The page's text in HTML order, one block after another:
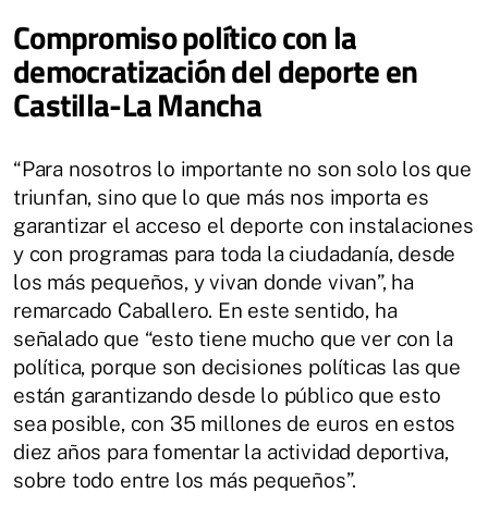
Compromiso político con la
democratización del deporte en
Castilla-La Mancha
“Para nosotros lo importante no son solo los que
triunfan, sino que lo que más nos importa es
garantizar el acceso el deporte con instalaciones
y con programas para toda la ciudadanía, desde
los más pequeños, y vivan donde vivan”, ha
remarcado Caballero. En este sentido, ha
señalado que “esto tiene mucho que ver con la
política, porque son decisiones políticas las que
están garantizando desde lo público que esto
sea posible, con 35 millones de euros en estos
diez años para fomentar la actividad deportiva,
sobre todo entre los más pequeños”.